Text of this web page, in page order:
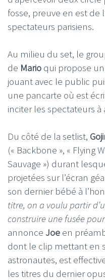
fosse, preuve en est de
spectateurs parisiens.
Au milieu du set, le
de Mario qui propose
jouant avec le public
une pancarte où est
inciter les spectateurs à
Du côté de la setlist,
(« Backbone », « Flying
Sauvage ») durant
projetées sur l’écran
son dernier bébé à
titre, on a voulu partir
construire une fusée
annonce Joe en
dont le clip mettant en
astronautes, est
les titres du dernier